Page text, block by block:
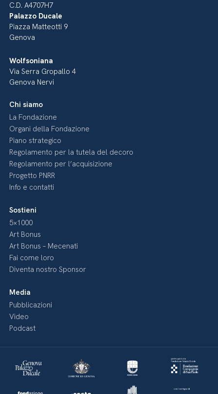
C.D. A4707H7
Palazzo Ducale
Piazza Matteotti 9
Genova
Wolfsoniana
Via Serra Gropallo 4
Genova Nervi
Chi siamo
La Fondazione
Organi della Fondazione
Piano strategico
Regolamento per la tutela del decoro
Regolamento per l’acquisizione
Progetto PNRR
Info e contatti
Sostieni
5×1000
Art Bonus
Art Bonus – Mecenati
Fai come loro
Diventa nostro Sponsor
Media
Pubblicazioni
Video
Podcast